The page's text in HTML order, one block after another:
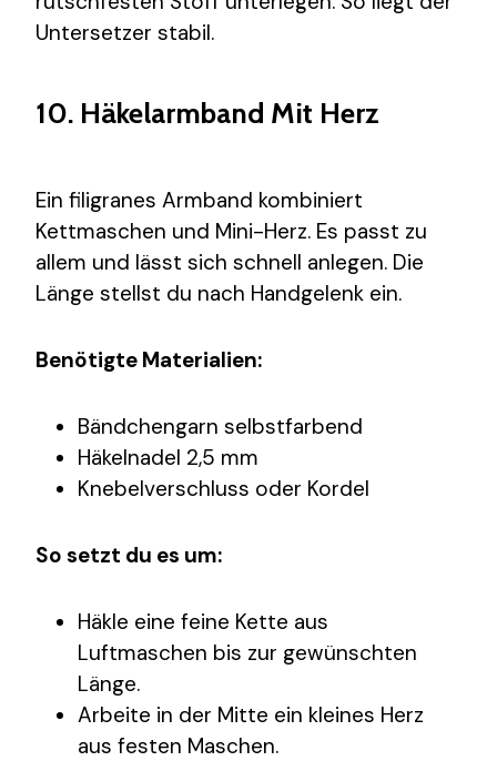
Untersetzer stabil.
10. Häkelarmband Mit Herz
Ein filigranes Armband kombiniert
Kettmaschen und Mini-Herz. Es passt zu
allem und lässt sich schnell anlegen. Die
Länge stellst du nach Handgelenk ein.
Benötigte Materialien:
Bändchengarn selbstfarbend
Häkelnadel 2,5 mm
Knebelverschluss oder Kordel
So setzt du es um:
Häkle eine feine Kette aus
Luftmaschen bis zur gewünschten
Länge.
Arbeite in der Mitte ein kleines Herz
aus festen Maschen.